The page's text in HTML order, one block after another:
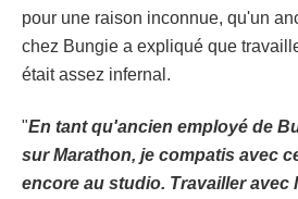
pour une raison inconnue, qu'un
chez Bungie a expliqué que
était assez infernal.
"En tant qu'ancien employé de
sur Marathon, je compatis avec
encore au studio. Travailler avec